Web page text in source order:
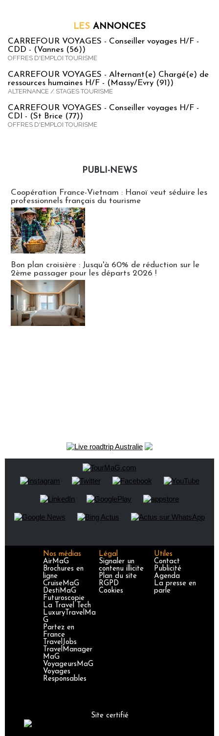
LES ANNONCES
CARREFOUR VOYAGES - Conseiller voyages H/F -
CDD - (Vannes (56))
OFFRES D'EMPLOI TOURISME
CARREFOUR VOYAGES - Alternant(e) Chargé(e) de
ressources humaines H/F - (Massy/Evry (91))
ALTERNANCE / STAGES TOURISME
CARREFOUR VOYAGES - Conseiller voyages H/F -
CDI - (St Brice (77))
OFFRES D'EMPLOI TOURISME
PUBLI-NEWS
Coopération France-Vietnam : Hanoï veut séduire les
professionnels français du tourisme
Bon plan croisière : Jusqu'à 60% de réduction sur le
2ème passager pour les départs 2026 !
Nos médias
AirMaG
Brochures en
ligne
CruiseMaG
DestiMaG
Futuroscopie
La Travel Tech
LuxuryTravelMa
G
Partez en
France
TravelJobs
TravelManager
MaG
VoyageursMaG
Voyages
Responsables
Légal
Signaler un
contenu illicite
Plan du site
RGPD
Cookies
Utiles
Contact
Publicité
Agenda
La presse en
parle
Site certifié